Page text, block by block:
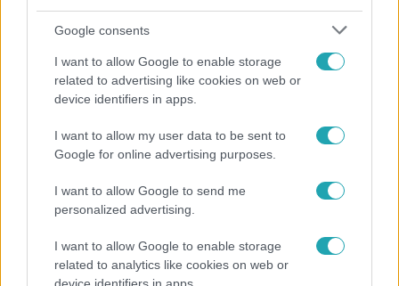
Google consents
I want to allow Google to enable storage
related to advertising like cookies on web or
device identifiers in apps.
I want to allow my user data to be sent to
Google for online advertising purposes.
I want to allow Google to send me
personalized advertising.
I want to allow Google to enable storage
related to analytics like cookies on web or
Népszerű